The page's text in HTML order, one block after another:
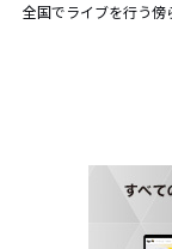
全国でライブを行う傍